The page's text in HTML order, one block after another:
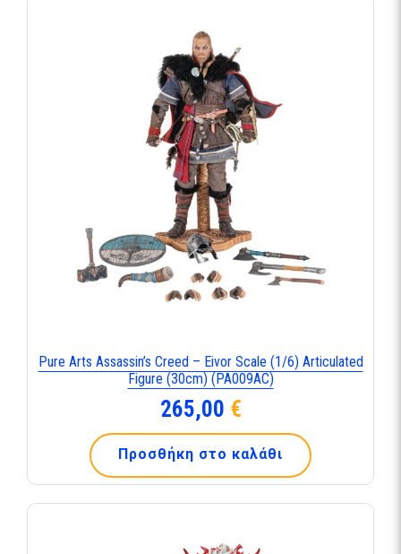
Pure Arts Assassin’s Creed – Eivor Scale (1/6) Articulated
Figure (30cm) (PA009AC)
265,00 €
Προσθήκη στο καλάθι